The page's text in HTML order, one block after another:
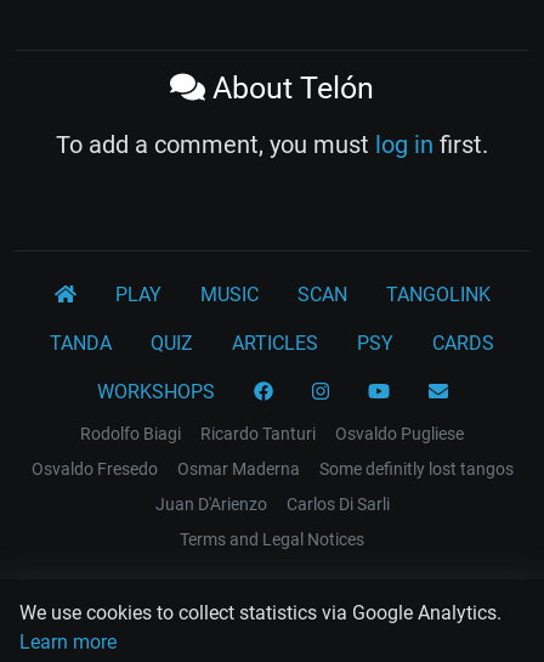
We use cookies to collect statistics via Google Analytics.
Learn more
About Telón
To add a comment, you must log in first.
PLAY MUSIC SCAN TANGOLINK
TANDA QUIZ ARTICLES PSY CARDS
WORKSHOPS
Rodolfo Biagi Ricardo Tanturi
Osvaldo Pugliese
Osvaldo Fresedo
Osmar Maderna
Some definitly lost tangos
Juan D'Arienzo
Carlos Di Sarli
Terms and Legal Notices
EL RECODO TANGO